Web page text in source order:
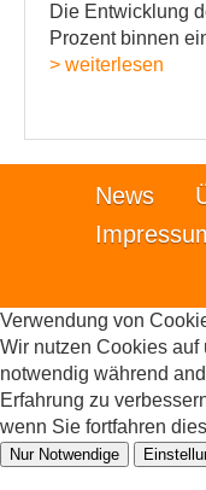
Die Entwicklung
Prozent binnen
> weiterlesen
News
Verwendung von
Wir nutzen Cookies
notwendig während
Erfahrung zu
wenn Sie fortfahren
Nur Notwendige